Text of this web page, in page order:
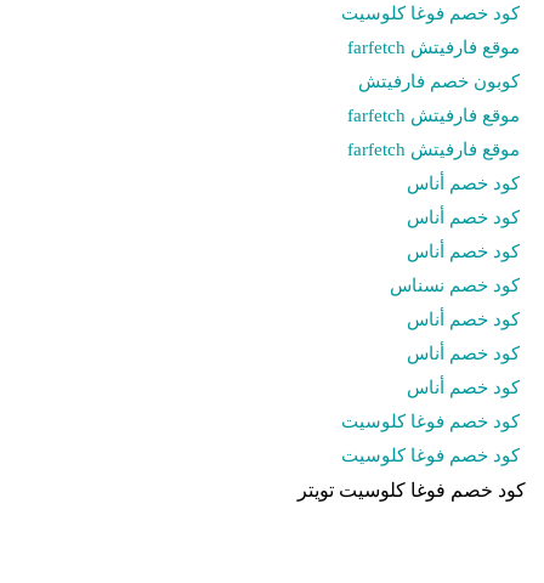
كود خصم فوغا كلوسيت
موقع فارفيتش farfetch
كوبون خصم فارفيتش
موقع فارفيتش farfetch
موقع فارفيتش farfetch
كود خصم أناس
كود خصم أناس
كود خصم أناس
كود خصم نسناس
كود خصم أناس
كود خصم أناس
كود خصم أناس
كود خصم فوغا كلوسيت
كود خصم فوغا كلوسيت
كود خصم فوغا كلوسيت تويتر